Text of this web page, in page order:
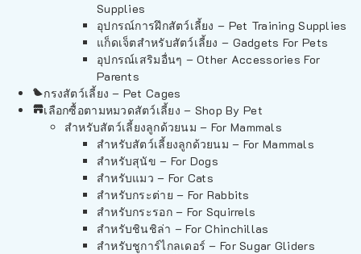
Supplies
อุปกรณ์การฝึกสัตว์เลี้ยง – Pet Training Supplies
แก็ดเจ็ตสำหรับสัตว์เลี้ยง – Gadgets For Pets
อุปกรณ์เสริมอื่นๆ – Other Accessories For
Parents
กรงสัตว์เลี้ยง – Pet Cages
เลือกซื้อตามหมวดสัตว์เลี้ยง – Shop By Pet
สำหรับสัตว์เลี้ยงลูกด้วยนม – For Mammals
สำหรับสัตว์เลี้ยงลูกด้วยนม – For Mammals
สำหรับสุนัข – For Dogs
สำหรับแมว – For Cats
สำหรับกระต่าย – For Rabbits
สำหรับกระรอก – For Squirrels
สำหรับชินชิล่า – For Chinchillas
สำหรับชูการ์ไกลเดอร์ – For Sugar Gliders